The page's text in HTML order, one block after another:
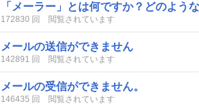
「メーラー」とは何ですか？どのよう
172830 回 閲覧されています
メールの送信ができません
142891 回 閲覧されています
メールの受信ができません。
146435 回 閲覧されています